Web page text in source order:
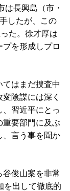
は長興島（市・
したが、この
た。徐才厚は
を形成しプロ
はまだ捜査中
陰謀には深く
習近平にとっ
重要部門に及ぶ
、言う事を聞か
俊山案を非常
を出して徹底的